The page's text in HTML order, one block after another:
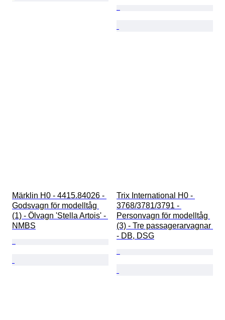
Märklin H0 - 4415.84026 -
Godsvagn för modelltåg
(1) - Ölvagn 'Stella Artois' -
NMBS
Trix International H0 -
3768/3781/3791 -
Personvagn för modelltåg
(3) - Tre passagerarvagnar
- DB, DSG